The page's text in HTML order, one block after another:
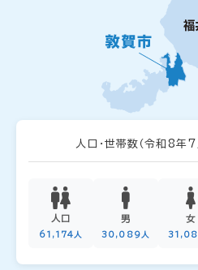
人口・世帯数 （令和8年7
人口
61,174人
男
30,089人
女